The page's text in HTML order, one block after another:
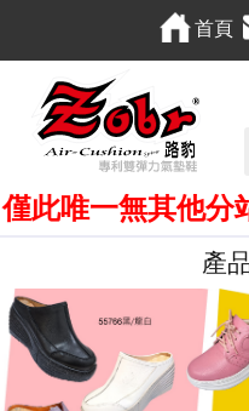
首頁
其他分站。
產
P
r
e
v